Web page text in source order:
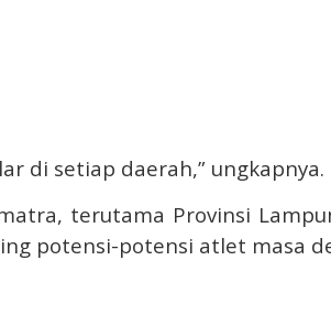
di setiap daerah,” ungkapnya.
terutama Provinsi
potensi-potensi atlet masa